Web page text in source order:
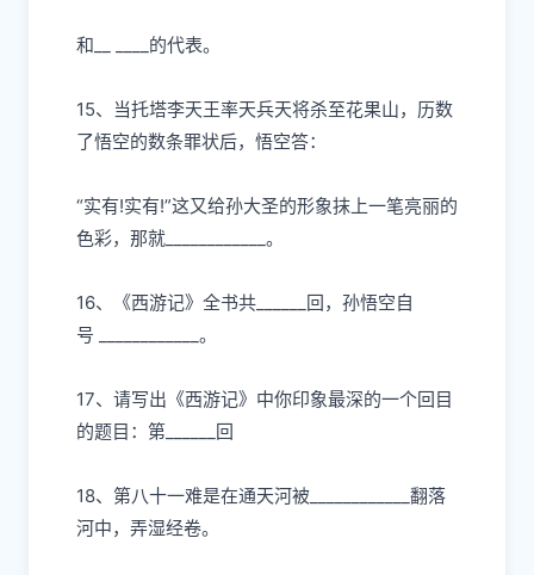
和 __ ____的代表。
15、当托塔李天王率天兵天将杀⾄花果⼭，历数
了悟空的数条罪状后，悟空答：
“实有!实有!”这⼜给孙⼤圣的形象抹上⼀笔亮丽的
⾊彩，那就 ____________。
16、《⻄游记》全书共 ______回，孙悟空⾃
号 ____________。
17、请写出《⻄游记》中你印象最深的⼀个回⽬
的题⽬ ：第 ______回
18、第⼋⼗⼀难是在通天河被 ____________翻落
河中，弄湿经卷。